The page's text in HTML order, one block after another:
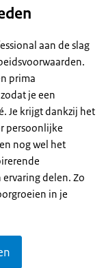
aan de slag
prima
je een
Je krijgt dankzij het
persoonlijke
nog wel het
delen. Zo
in je